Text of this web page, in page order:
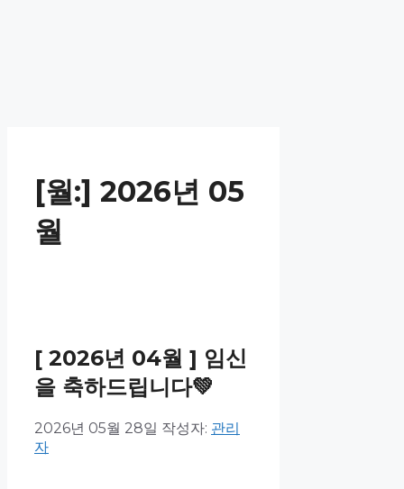
[월:] 2026년 05
월
[ 2026년 04월 ] 임신
을 축하드립니다💚
2026년 05월 28일 작성자: 관리
자